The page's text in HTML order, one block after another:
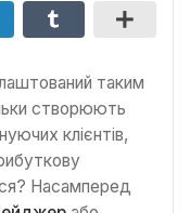
таким
створюють
клієнтів,
Насамперед